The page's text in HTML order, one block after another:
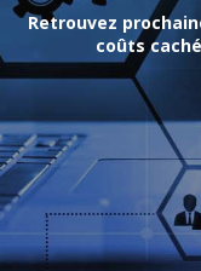
Retrouvez
coûts